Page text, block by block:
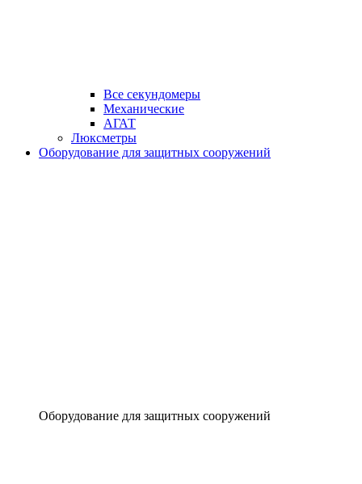
Все секундомеры
Механические
АГАТ
Люксметры
Оборудование для защитных сооружений
Оборудование для защитных сооружений